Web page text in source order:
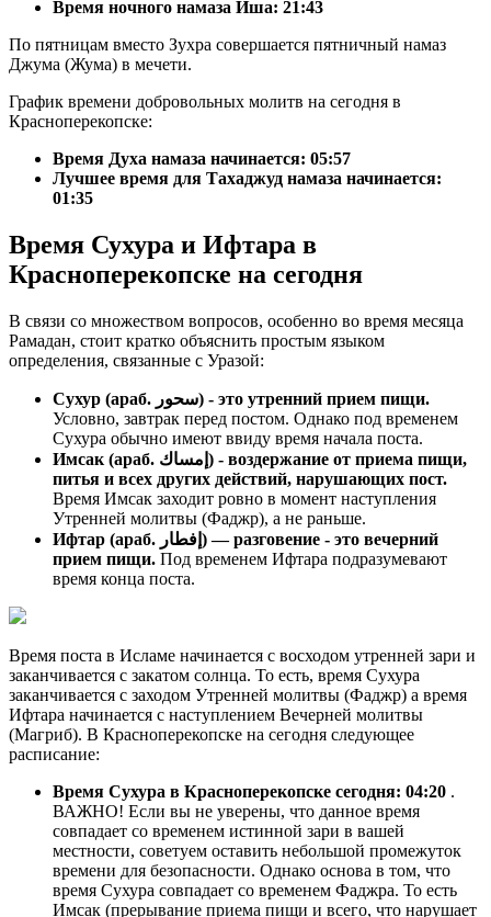
Время ночного намаза Иша: 21:43
По пятницам вместо Зухра совершается пятничный намаз
Джума (Жума) в мечети.
График времени добровольных молитв на сегодня в
Красноперекопске:
Время Духа намаза начинается: 05:57
Лучшее время для Тахаджуд намаза начинается:
01:35
Время Сухура и Ифтара в
Красноперекопске на сегодня
В связи со множеством вопросов, особенно во время месяца
Рамадан, стоит кратко объяснить простым языком
определения, связанные с Уразой:
Сухур (араб. سحور) - это утренний прием пищи.
Условно, завтрак перед постом. Однако под временем
Сухура обычно имеют ввиду время начала поста.
Имсак (араб. إمساك) - воздержание от приема пищи,
питья и всех других действий, нарушающих пост.
Время Имсак заходит ровно в момент наступления
Утренней молитвы (Фаджр), а не раньше.
Ифтар (араб. إفطار) — разговение - это вечерний
прием пищи. Под временем Ифтара подразумевают
время конца поста.
Время поста в Исламе начинается с восходом утренней зари и
заканчивается с закатом солнца. То есть, время Сухура
заканчивается с заходом Утренней молитвы (Фаджр) а время
Ифтара начинается с наступлением Вечерней молитвы
(Магриб). В Красноперекопске на сегодня следующее
расписание:
Время Сухура в Красноперекопске сегодня: 04:20 .
ВАЖНО! Если вы не уверены, что данное время
совпадает со временем истинной зари в вашей
местности, советуем оставить небольшой промежуток
времени для безопасности. Однако основа в том, что
время Сухура совпадает со временем Фаджра. То есть
Имсак (прерывание приема пищи и всего, что нарушает